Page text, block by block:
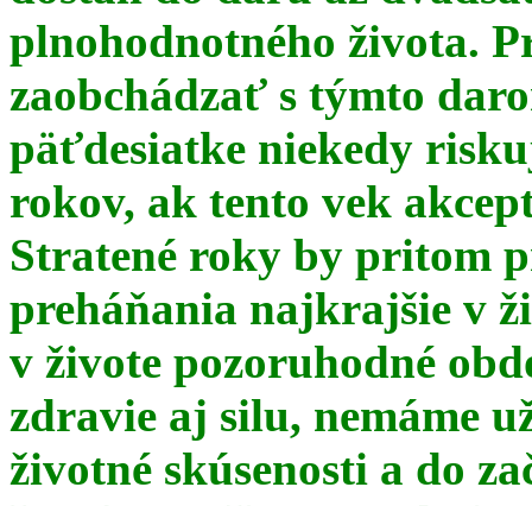
plnohodnotného života.
zaobchádzať s týmto
päťdesiatke niekedy
rokov, ak tento vek
Stratené roky by pritom
preháňania najkrajšie v
v živote pozoruhodné
zdravie aj silu, nemáme
životné skúsenosti a do